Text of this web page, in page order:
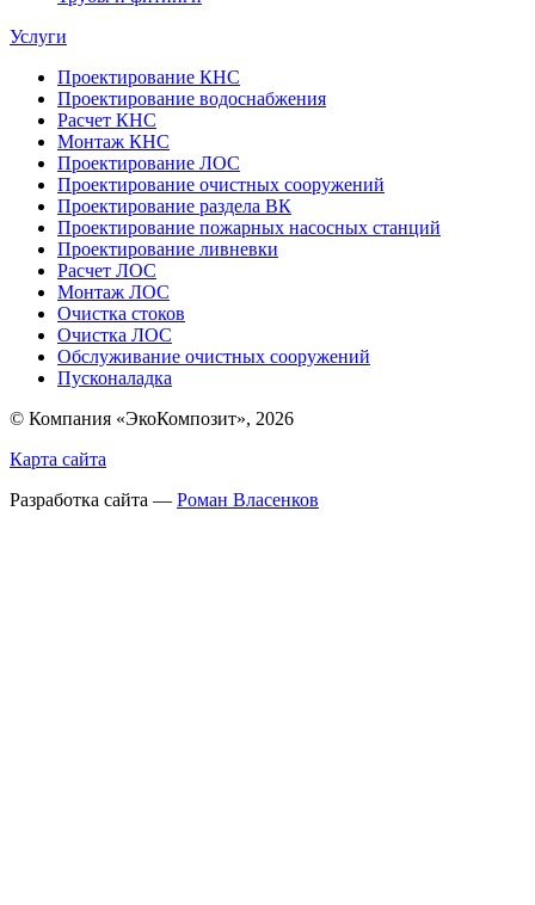
Услуги
Проектирование КНС
Проектирование водоснабжения
Расчет КНС
Монтаж КНС
Проектирование ЛОС
Проектирование очистных сооружений
Проектирование раздела ВК
Проектирование пожарных насосных станций
Проектирование ливневки
Расчет ЛОС
Монтаж ЛОС
Очистка стоков
Очистка ЛОС
Обслуживание очистных сооружений
Пусконаладка
© Компания «ЭкоКомпозит», 2026
Карта сайта
Разработка сайта — Роман Власенков